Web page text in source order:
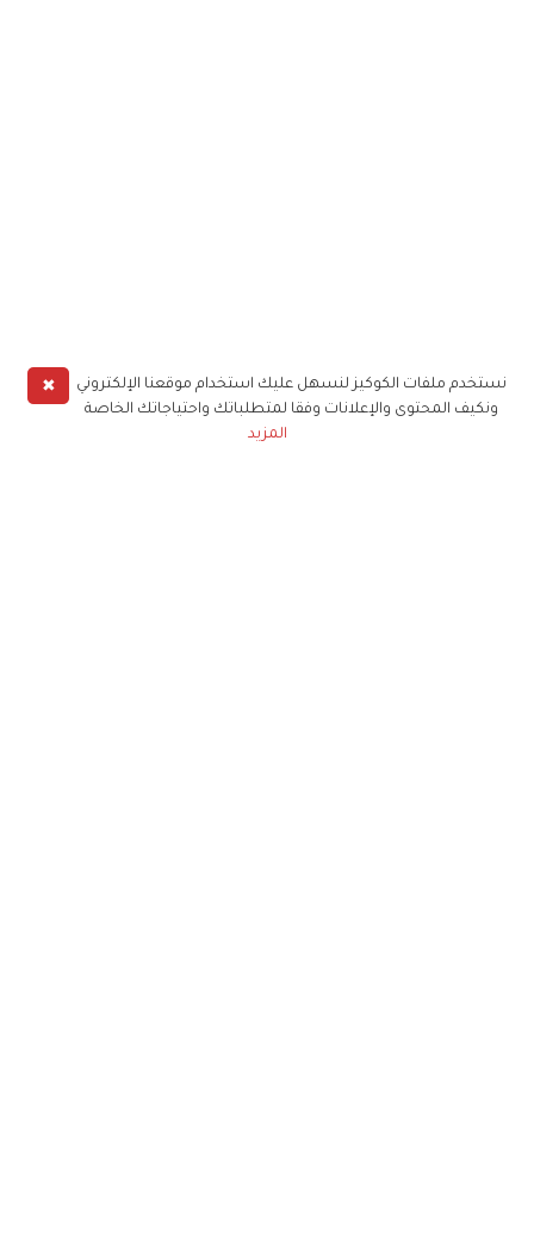
✖
نستخدم ملفات الكوكيز لنسهل عليك استخدام موقعنا الإلكتروني
ونكيف المحتوى والإعلانات وفقا لمتطلباتك واحتياجاتك الخاصة
المزيد